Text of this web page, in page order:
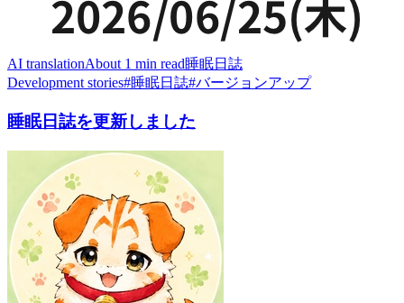
AI translationAbout 1 min read睡眠日誌
Development stories#睡眠日誌#バージョンアップ
睡眠日誌を更新しました